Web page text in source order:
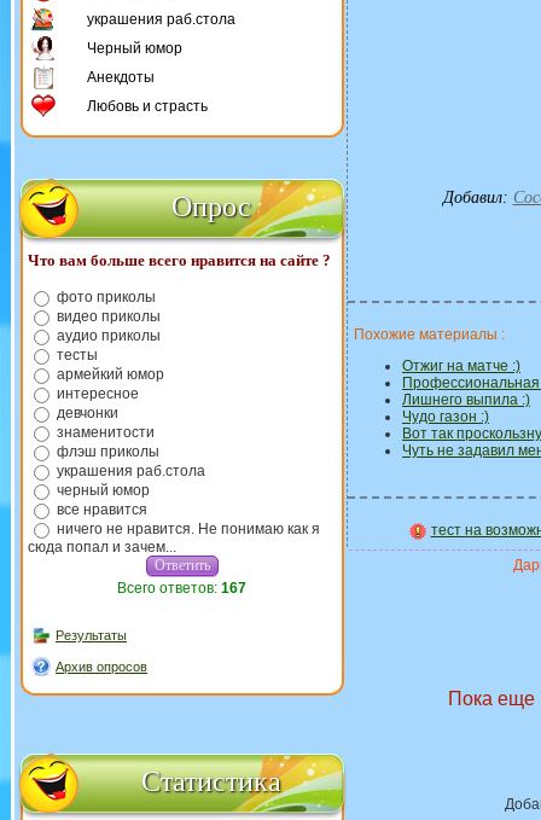
украшения раб.стола
Черный юмор
Анекдоты
Любовь и страсть
Опрос
Что вам больше всего нравится на сайте ?
фото приколы
видео приколы
аудио приколы
тесты
армейкий юмор
интересное
девчонки
знаменитости
флэш приколы
украшения раб.стола
черный юмор
все нравится
ничего не нравится. Не понимаю как я
сюда попал и зачем...
Всего ответов: 167
Результаты
Архив опросов
Статистика
Добавил:
Похожие материалы :
Отжиг на матче :)
Лишнего выпила :)
Чудо газон :)
Вот так
Чуть не задавил
тест на
Пока еще